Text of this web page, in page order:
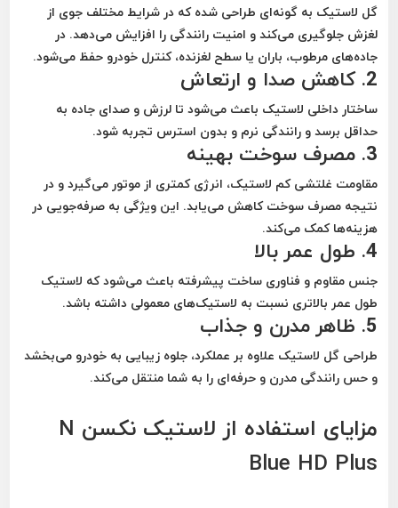
گل لاستیک به گونه‌ای طراحی شده که در شرایط مختلف جوی از
لغزش جلوگیری می‌کند و امنیت رانندگی را افزایش می‌دهد. در
جاده‌های مرطوب، باران یا سطح لغزنده، کنترل خودرو حفظ می‌شود.
2. کاهش صدا و ارتعاش
ساختار داخلی لاستیک باعث می‌شود تا لرزش و صدای جاده به
حداقل برسد و رانندگی نرم و بدون استرس تجربه شود.
3. مصرف سوخت بهینه
مقاومت غلتشی کم لاستیک، انرژی کمتری از موتور می‌گیرد و در
نتیجه مصرف سوخت کاهش می‌یابد. این ویژگی به صرفه‌جویی در
هزینه‌ها کمک می‌کند.
4. طول عمر بالا
جنس مقاوم و فناوری ساخت پیشرفته باعث می‌شود که لاستیک
طول عمر بالاتری نسبت به لاستیک‌های معمولی داشته باشد.
5. ظاهر مدرن و جذاب
طراحی گل لاستیک علاوه بر عملکرد، جلوه زیبایی به خودرو می‌بخشد
و حس رانندگی مدرن و حرفه‌ای را به شما منتقل می‌کند.
مزایای استفاده از لاستیک نکسن N
Blue HD Plus